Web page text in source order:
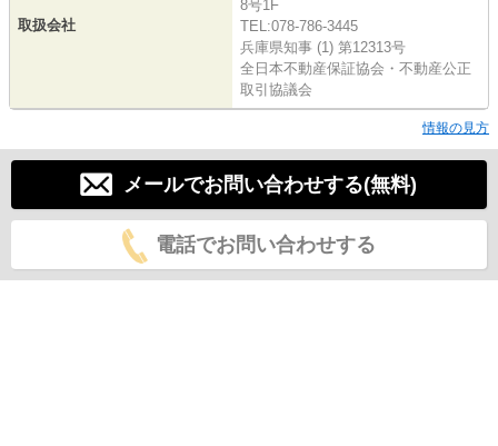
取扱会社
8号1F
TEL:078-786-3445
兵庫県知事 (1) 第12313号
全日本不動産保証協会・不動産公正
取引協議会
情報の見方
メールでお問い合わせする(無料)
電話でお問い合わせする